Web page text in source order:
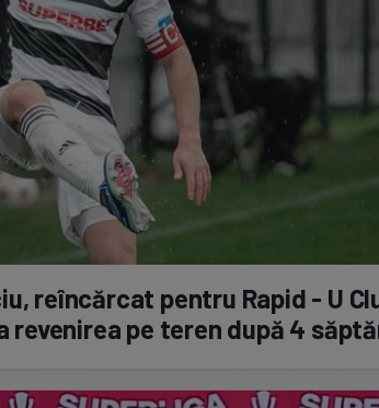
reîncărcat pentru Rapid - U
revenirea pe teren după 4